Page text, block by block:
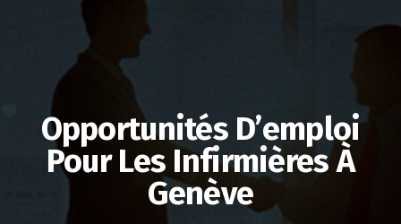
Opportunités D’emploi
Pour Les Infirmières À
Genève